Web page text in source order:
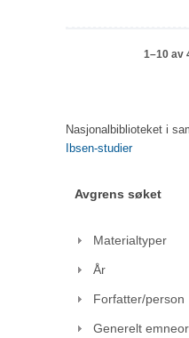
1–10 av
Nasjonalbiblioteket i
Ibsen-studier
Avgrens søket
Materialtyper
År
Forfatter/person
Generelt